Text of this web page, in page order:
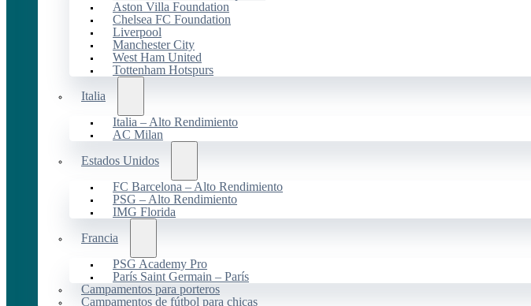
Aston Villa Foundation
Chelsea FC Foundation
Liverpool
Manchester City
West Ham United
Tottenham Hotspurs
Italia
Italia – Alto Rendimiento
AC Milan
Estados Unidos
FC Barcelona – Alto Rendimiento
PSG – Alto Rendimiento
IMG Florida
Francia
PSG Academy Pro
París Saint Germain – París
Campamentos para porteros
Campamentos de fútbol para chicas